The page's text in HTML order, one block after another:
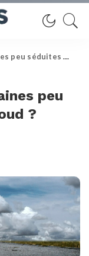
par le cloud ?
peu
?